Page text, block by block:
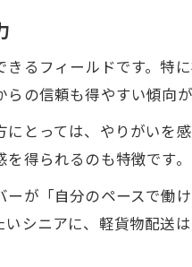
るフィールドです。
の信頼も得やすい傾向が
にとっては、やりがい
得られるのも特徴です。
が「自分のペースで
シニアに、軽貨物配送は